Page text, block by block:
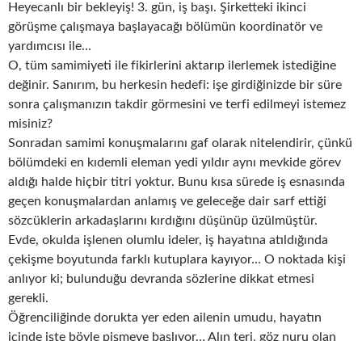
Heyecanlı bir bekleyiş! 3. gün, iş başı. Şirketteki ikinci
görüşme çalışmaya başlayacağı bölümün koordinatör ve
yardımcısı ile…
O, tüm samimiyeti ile fikirlerini aktarıp ilerlemek istediğine
değinir. Sanırım, bu herkesin hedefi: işe girdiğinizde bir süre
sonra çalışmanızın takdir görmesini ve terfi edilmeyi istemez
misiniz?
Sonradan samimi konuşmalarını gaf olarak nitelendirir, çünkü
bölümdeki en kıdemli eleman yedi yıldır aynı mevkide görev
aldığı halde hiçbir titri yoktur. Bunu kısa sürede iş esnasında
geçen konuşmalardan anlamış ve geleceğe dair sarf ettiği
sözcüklerin arkadaşlarını kırdığını düşünüp üzülmüştür.
Evde, okulda işlenen olumlu ideler, iş hayatına atıldığında
çekişme boyutunda farklı kutuplara kayıyor… O noktada kişi
anlıyor ki; bulunduğu devranda sözlerine dikkat etmesi
gerekli.
Öğrenciliğinde dorukta yer eden ailenin umudu, hayatın
içinde işte böyle pişmeye başlıyor… Alın teri, göz nuru olan